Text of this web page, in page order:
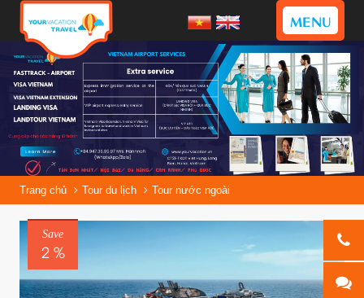
MENU
Trang chủ Tour du lịch Tour nước ngoài
Save
2 %